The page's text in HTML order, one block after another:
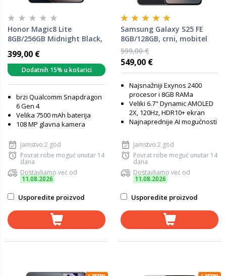
Honor Magic8 Lite
8GB/256GB Midnight Black,
399,00 €
Dodatnih 15% u košarici
brzi Qualcomm Snapdragon
6 Gen 4
Velika 7500 mAh baterija
108 MP glavna kamera
Jamstvo:2 god
Povrat robe moguć unutar 14
dana
Dostavljamo već od
11.08.2026
Usporedite proizvod
Samsung Galaxy S25 FE
8GB/128GB, crni, mobitel
599,00 €
549,00 €
Najsnažniji Exynos 2400
procesor i 8GB RAMa
Veliki 6.7" Dynamic AMOLED
2X, 120Hz, HDR10+ ekran
Najnaprednije AI mogućnosti
Jamstvo:2 god
Povrat robe moguć unutar 14
dana
Dostavljamo već od
11.08.2026
Usporedite proizvod